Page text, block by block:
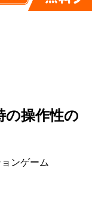
の操作性の
ンゲーム